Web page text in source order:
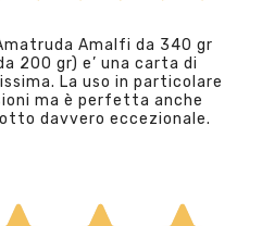
Amalfi da 340 gr
200 gr) e’ una carta di
La uso in particolare
ma è perfetta anche
davvero eccezionale.